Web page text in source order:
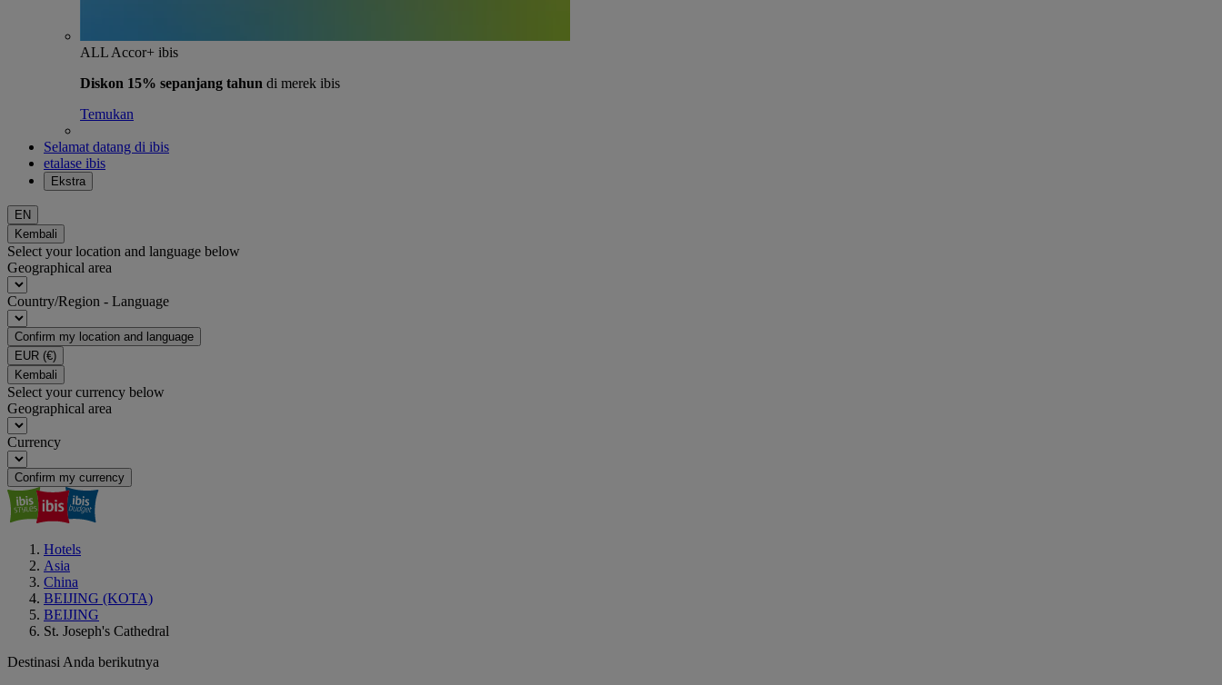
ALL Accor+ ibis
Diskon 15% sepanjang tahun di merek ibis
Temukan
Selamat datang di ibis
etalase ibis
Ekstra
EN
Kembali
Select your location and language below
Geographical area
Country/Region - Language
Confirm my location and language
EUR (€)
Kembali
Select your currency below
Geographical area
Currency
Confirm my currency
Hotels
Asia
China
BEIJING (KOTA)
BEIJING
St. Joseph's Cathedral
Destinasi Anda berikutnya